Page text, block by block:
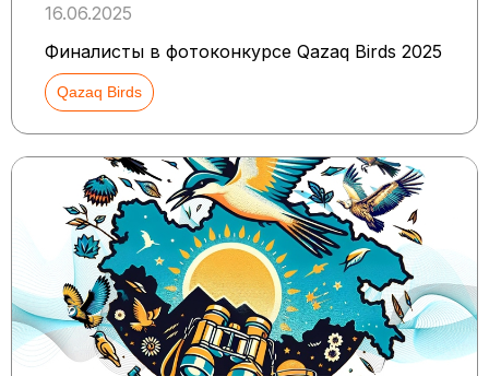
16.06.2025
Финалисты в фотоконкурсе Qazaq Birds 2025
Qazaq Birds